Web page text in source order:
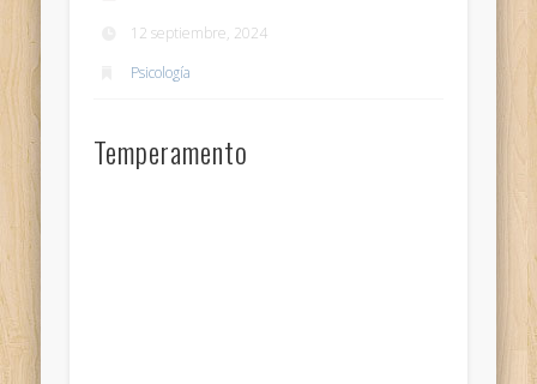
12 septiembre, 2024
Psicología
Temperamento